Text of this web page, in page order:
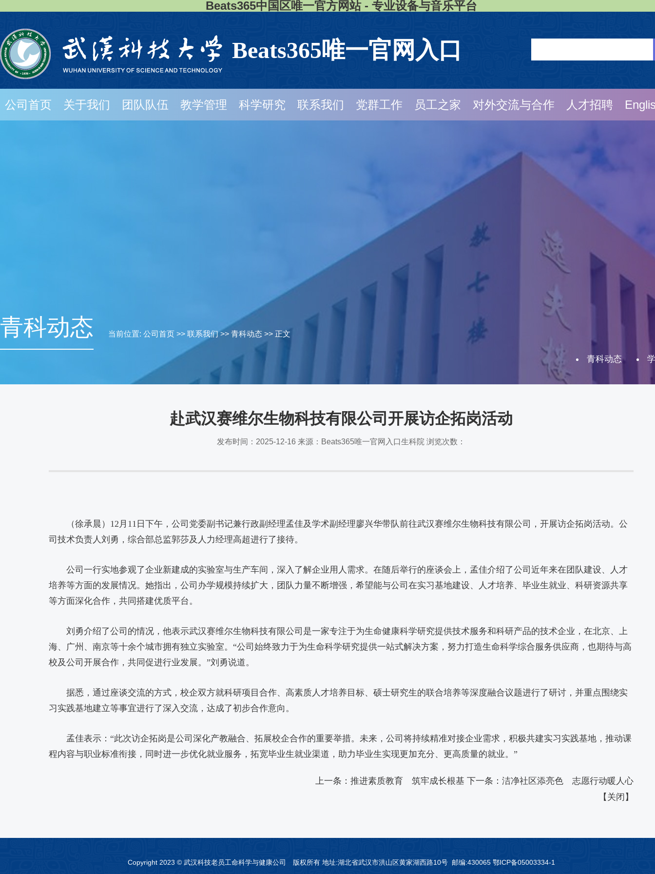
Beats365中国区唯一官方网站 - 专业设备与音乐平台
Beats365唯一官网入口
公司首页 关于我们 团队队伍 教学管理 科学研究 联系我们 党群工作 员工之家 对外交流与合作 人才招聘
青科动态 当前位置: 公司首页 >> 联系我们>> 青科动态 >> 正文
青科动态
赴武汉赛维尔生物科技有限公司开展访企拓岗活动
发布时间：2025-12-16 来源：Beats365唯一官网入口生科院 浏览次数：
（徐承晨）12月11日下午，公司党委副书记兼行政副经理孟佳及学术副经理廖兴华带队前往武汉赛维尔生物科技有限公司，开展访企拓岗活动。公
司技术负责人刘勇，综合部总监郭莎及人力经理高超进行了接待。
公司一行实地参观了企业新建成的实验室与生产车间，深入了解企业用人需求。在随后举行的座谈会上，孟佳介绍了公司近年来在团队建设、人才
培养等方面的发展情况。她指出，公司办学规模持续扩大，团队力量不断增强，希望能与公司在实习基地建设、人才培养、毕业生就业、科研资源共享
等方面深化合作，共同搭建优质平台。
刘勇介绍了公司的情况，他表示武汉赛维尔生物科技有限公司是一家专注于为生命健康科学研究提供技术服务和科研产品的技术企业，在北京、上
海、广州、南京等十余个城市拥有独立实验室。“公司始终致力于为生命科学研究提供一站式解决方案，努力打造生命科学综合服务供应商，也期待与高
校及公司开展合作，共同促进行业发展。”刘勇说道。
据悉，通过座谈交流的方式，校企双方就科研项目合作、高素质人才培养目标、硕士研究生的联合培养等深度融合议题进行了研讨，并重点围绕实
习实践基地建立等事宜进行了深入交流，达成了初步合作意向。
孟佳表示：“此次访企拓岗是公司深化产教融合、拓展校企合作的重要举措。未来，公司将持续精准对接企业需求，积极共建实习实践基地，推动课
程内容与职业标准衔接，同时进一步优化就业服务，拓宽毕业生就业渠道，助力毕业生实现更加充分、更高质量的就业。”
上一条： 推进素质教育 筑牢成长根基 下一条： 洁净社区添亮色 志愿行动暖人心
【 关闭 】
Copyright 2023 © 武汉科技老员工命科学与健康公司 版权所有 ​地址:湖北省武汉市洪山区黄家湖西路10号 邮编:430065 鄂ICP备05003334-1